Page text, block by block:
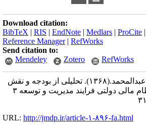
Download citation:
BibTeX | RIS | EndNote | Medlars | ProCite |
Reference Manager| RefWorks
Send citation to:
Mendeley
Zotero RefWorks
(۱۳۶۸).
تحلیلی از بودجه و نقش
آن در نظام مالی دولتی فرایند مدیریت و توسعه ۳
URL: http://jmdp.ir/article-۱-۸۹۶-fa.html